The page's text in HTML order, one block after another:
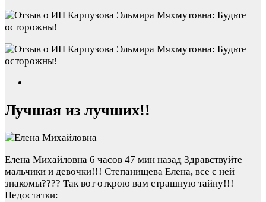
Лучшая из лучших!!
Елена Михайловна 6 часов 47 мин назад Здравствуйте
мальчики и девочки!!! Степанищева Елена, все с ней
знакомы???? Так вот открою вам страшную тайну!!!
Недостатки: